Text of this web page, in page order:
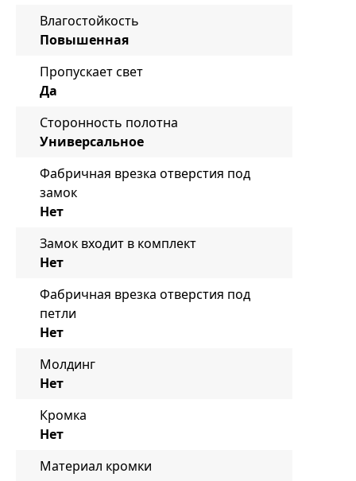
Влагостойкость
Повышенная
Пропускает свет
Да
Сторонность полотна
Универсальное
Фабричная врезка отверстия под
замок
Нет
Замок входит в комплект
Нет
Фабричная врезка отверстия под
петли
Нет
Молдинг
Нет
Кромка
Нет
Материал кромки